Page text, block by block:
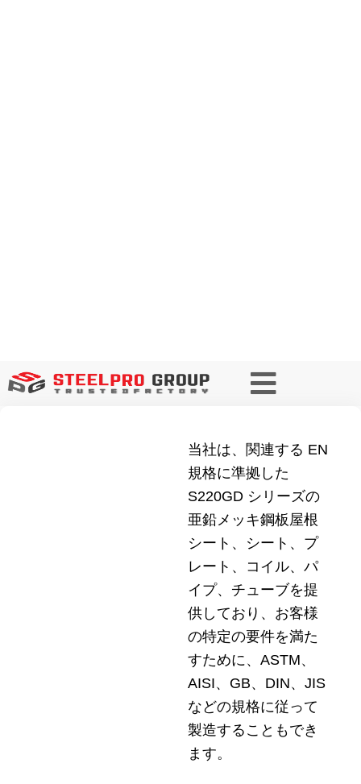
当社は、関連する EN
規格に準拠した
S220GD シリーズの
亜鉛メッキ鋼板屋根
シート、シート、プ
レート、コイル、パ
イプ、チューブを提
供しており、お客様
の特定の要件を満た
すために、ASTM、
AISI、GB、DIN、JIS
などの規格に従って
製造することもでき
ます。